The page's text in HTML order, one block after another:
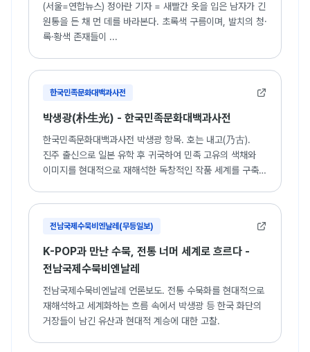
(서울=연합뉴스) 정아란 기자 = 새빨간 옷을 입은 남자가 긴
원통을 든 채 먼 데를 바라본다. 초록색 구름이며, 발치의 청·
록·황색 존재들이 ...
한국민족문화대백과사전
박생광(朴生光) - 한국민족문화대백과사전
한국민족문화대백과사전 박생광 항목. 호는 내고(乃古).
진주 출신으로 일본 유학 후 귀국하여 민족 고유의 색채와
이미지를 현대적으로 재해석한 독창적인 작품 세계를 구축한
전남국제수묵비엔날레(무등일보)
K-POP과 만난 수묵, 전통 너머 세계로 흐르다 -
전남국제수묵비엔날레
전남국제수묵비엔날레 언론보도. 전통 수묵화를 현대적으로
재해석하고 세계화하는 흐름 속에서 박생광 등 한국 화단의
거장들이 남긴 유산과 현대적 계승에 대한 고찰.